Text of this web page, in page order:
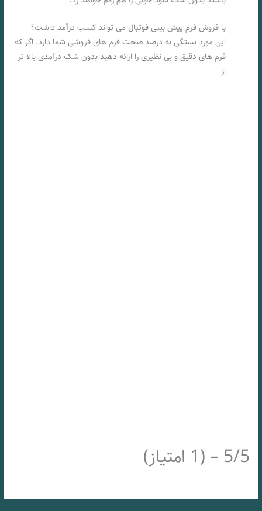
با فروش فرم پیش بینی فوتبال می تواند کسب درآمد داشت؟
این مورد بستگی به درصد صحت فرم های فروشی شما دارد. اگر که
فرم های دقیق و بی نظیری را ارائه دهید بدون شک درآمدی بالا تر
از
5/5 – (1 امتیاز)